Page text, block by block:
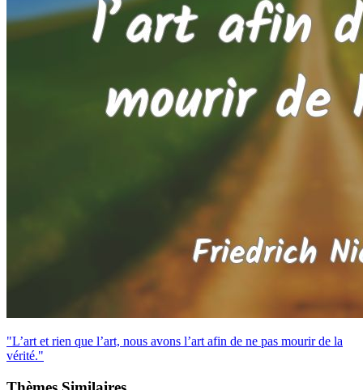
"L’art et rien que l’art, nous avons l’art afin de ne pas mourir de la
vérité."